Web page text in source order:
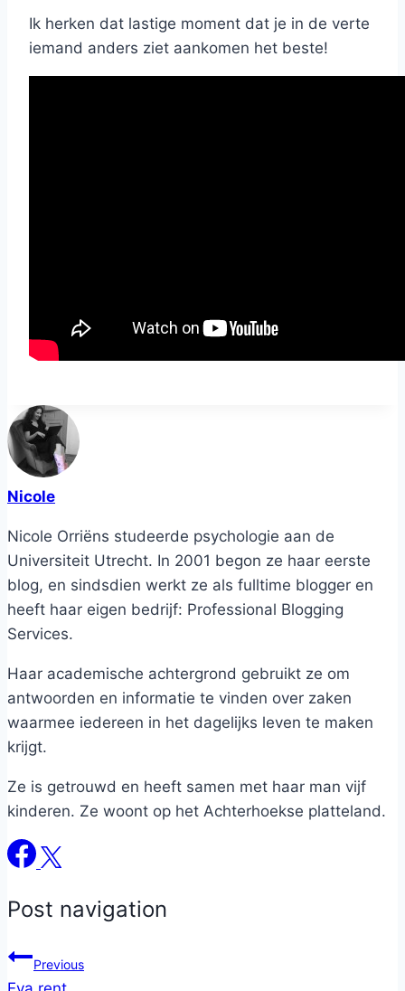
Ik herken dat lastige moment dat je in de verte
iemand anders ziet aankomen het beste!
Nicole
Nicole Orriëns studeerde psychologie aan de
Universiteit Utrecht. In 2001 begon ze haar eerste
blog, en sindsdien werkt ze als fulltime blogger en
heeft haar eigen bedrijf: Professional Blogging
Services.
Haar academische achtergrond gebruikt ze om
antwoorden en informatie te vinden over zaken
waarmee iedereen in het dagelijks leven te maken
krijgt.
Ze is getrouwd en heeft samen met haar man vijf
kinderen. Ze woont op het Achterhoekse platteland.
Post navigation
Previous